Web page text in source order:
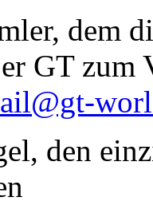
dem
GT zum
den